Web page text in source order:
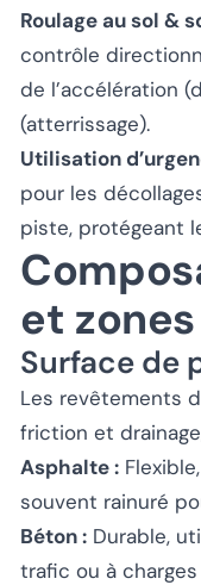
Roulage au sol &
contrôle
de l’accélération
(atterrissage).
Utilisation
pour les
piste, protégeant
et
Surface de
Les revêtements
friction et
Asphalte :
souvent rainuré
Béton : Durable,
trafic ou à